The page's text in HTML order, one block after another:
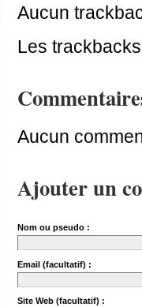
Aucun
Les
Aucun
Ajouter un
Nom ou pseudo :
Email (facultatif) :
Site Web (facultatif) :